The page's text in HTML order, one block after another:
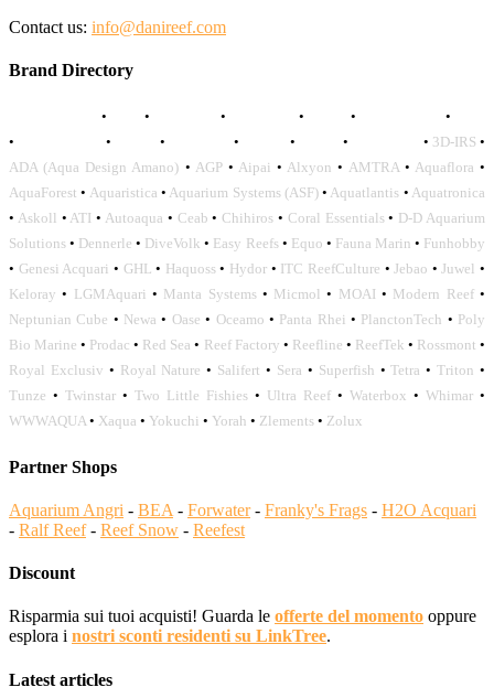
Contact us: info@danireef.com
Brand Directory
• • • • • •
•
• • • • • • 3D-IRS •
ADA (Aqua Design Amano) • AGP• Aipai • Alxyon • AMTRA• Aquaflora •
AquaForest • Aquaristica • Aquarium Systems (ASF)• Aquatlantis • Aquatronica
• Askoll • ATI • Autoaqua • Ceab • Chihiros • Coral Essentials• D-D Aquarium
Solutions • Dennerle • DiveVolk • Easy Reefs• Equo • Fauna Marin • Funhobby
• Genesi Acquari • GHL • Haquoss• Hydor • ITC ReefCulture •Jebao •Juwel •
Keloray • LGMAquari • Manta Systems• Micmol • MOAI • Modern Reef•
Neptunian Cube • Newa • Oase • Oceamo • Panta Rhei • PlanctonTech • Poly
Bio Marine • Prodac • Red Sea • Reef Factory • Reefline • ReefTek • Rossmont •
Royal Exclusiv • Royal Nature • Salifert • Sera • Superfish •Tetra •Triton •
Tunze • Twinstar • Two Little Fishies • Ultra Reef • Waterbox • Whimar •
WWWAQUA• Xaqua • Yokuchi • Yorah • Zlements • Zolux
Partner Shops
Aquarium Angri - BEA - Forwater- Franky's Frags - H2O Acquari
- Ralf Reef- Reef Snow - Reefest
Discount
Risparmia sui tuoi acquisti! Guarda le offerte del momento oppure
esplora i nostri sconti residenti su LinkTree.
Latest articles